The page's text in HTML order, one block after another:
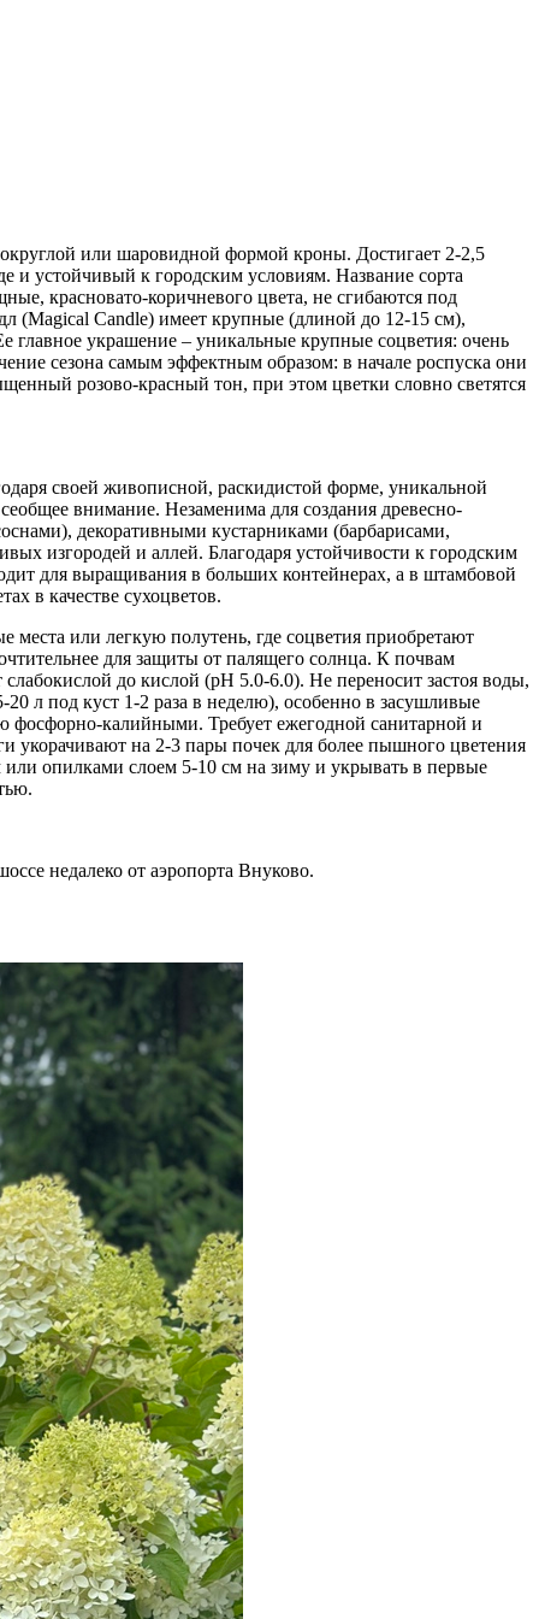
или шаровидной формой кроны. Достигает 2-2,5
и устойчивый к городским условиям. Название сорта
красновато-коричневого цвета, не сгибаются под
(Magical Candle) имеет крупные (длиной до 12-15 см),
украшение – уникальные крупные соцветия: очень
сезона самым эффектным образом: в начале роспуска они
розово-красный тон, при этом цветки словно светятся
своей живописной, раскидистой форме, уникальной
внимание. Незаменима для создания древесно-
декоративными кустарниками (барбарисами,
изгородей и аллей. Благодаря устойчивости к городским
для выращивания в больших контейнерах, а в штамбовой
в качестве сухоцветов.
места или легкую полутень, где соцветия приобретают
для защиты от палящего солнца. К почвам
до кислой (pH 5.0-6.0). Не переносит застоя воды,
л под куст 1-2 раза в неделю), особенно в засушливые
калийными. Требует ежегодной санитарной и
укорачивают на 2-3 пары почек для более пышного цветения
опилками слоем 5-10 см на зиму и укрывать в первые
недалеко от аэропорта Внуково.